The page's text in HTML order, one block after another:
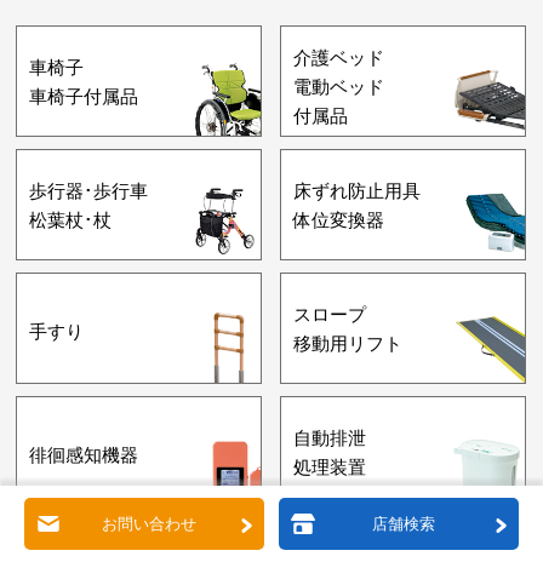
車椅子
車椅子付属品
介護ベッド
電動ベッド
付属品
歩行器･歩行車
松葉杖･杖
床ずれ防止用具
体位変換器
手すり
スロープ
移動用リフト
徘徊感知機器
自動排泄
処理装置
お問い合わせ 店舗検索